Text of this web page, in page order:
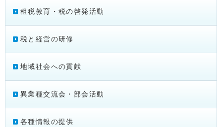
租税教育・税の啓発活動
税と経営の研修
地域社会への貢献
異業種交流会・部会活動
各種情報の提供